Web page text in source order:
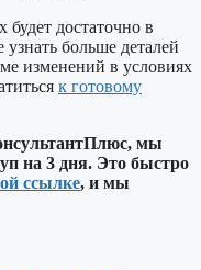
достаточно в
больше деталей
изменений в условиях
к готовому
мы
на 3 дня. Это быстро
ссылке, и мы